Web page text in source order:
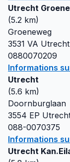
Utrecht
(5.2 km)
Groeneweg
3531 VA Utrecht
0880070209
Informations
Utrecht
(5.6 km)
Doornburglaan
3554 EP
088-0070375
Informations
Utrecht